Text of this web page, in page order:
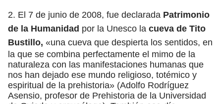
2. El 7 de junio de 2008, fue declarada Patrimonio
de la Humanidad por la Unesco la cueva de Tito
Bustillo, «una cueva que despierta los sentidos, en
la que se combina perfectamente el mimo de la
naturaleza con las manifestaciones humanas que
nos han dejado ese mundo religioso, totémico y
espiritual de la prehistoria» (Adolfo Rodríguez
Asensio, profesor de Prehistoria de la Universidad